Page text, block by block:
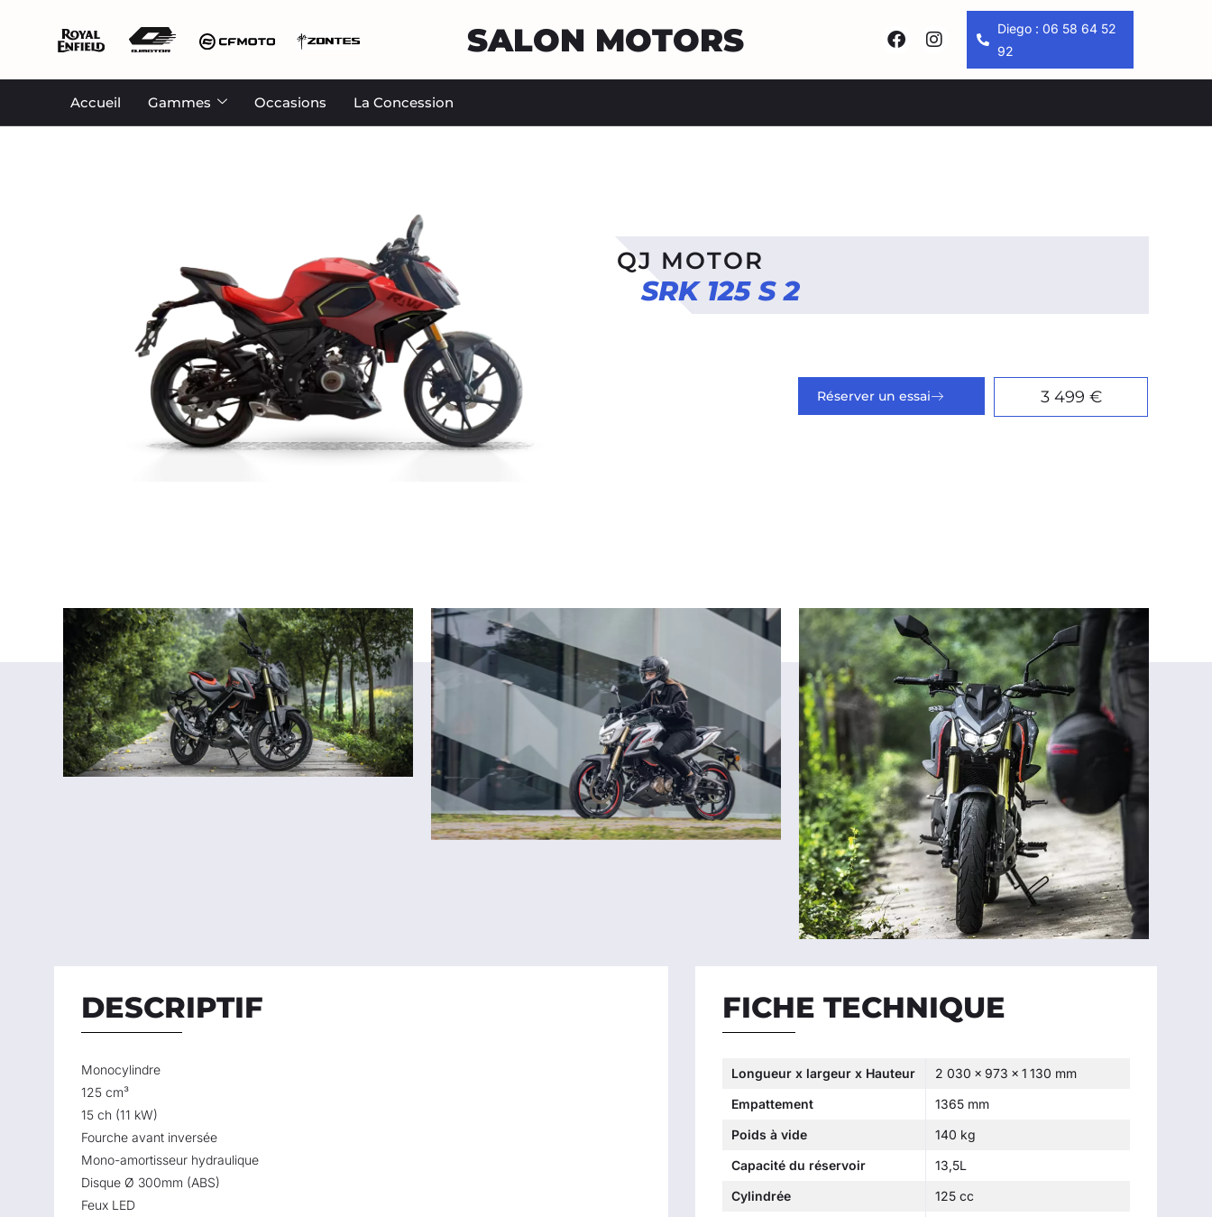
SALON MOTORS
Diego : 06 58 64 52
92
Accueil Gammes Occasions La Concession
QJ MOTOR
SRK 125 S 2
Réserver un essai 3 499 €
DESCRIPTIF
Monocylindre
125 cm³
15 ch (11 kW)
Fourche avant inversée
Mono-amortisseur hydraulique
Disque Ø 300mm (ABS)
Feux LED
FICHE TECHNIQUE
Longueur x largeur x Hauteur
2 030 x 973 x 1 130 mm
Empattement
1365 mm
Poids à vide
140 kg
Capacité du réservoir
13,5L
Cylindrée
125 cc